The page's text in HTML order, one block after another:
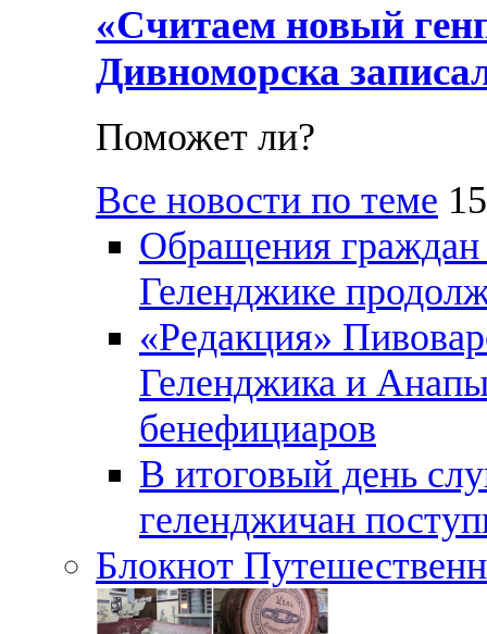
«Считаем новый
Дивноморска
Поможет ли?
Все новости по теме
Обращения граждан
Геленджике
«Редакция»
Геленджика и
бенефициаров
В итоговый день
геленджичан
Блокнот